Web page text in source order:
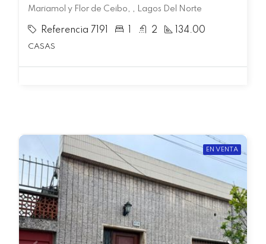
Mariamol y Flor de Ceibo, , Lagos Del Norte
Referencia 7191 2 134.00
CASAS
EN VENTA